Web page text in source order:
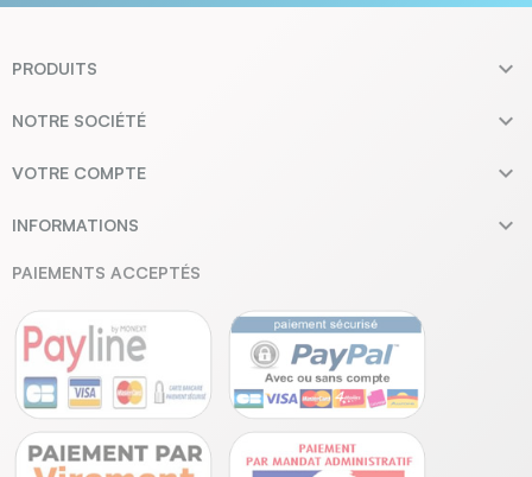
PRODUITS 
NOTRE SOCIÉTÉ 
VOTRE COMPTE 
INFORMATIONS 
PAIEMENTS ACCEPTÉS